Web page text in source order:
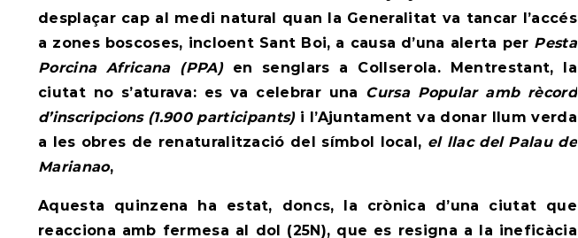
desplaçar cap al medi natural quan la Generalitat va tancar l’accés
a zones boscoses, incloent Sant Boi, a causa d’una alerta per Pesta
Porcina Africana (PPA) en senglars a Collserola. Mentrestant, la
ciutat no s’aturava: es va celebrar una Cursa Popular amb rècord
d’inscripcions (1.900 participants)i l’Ajuntament va donar llum verda
a les obres de renaturalització del símbol local, el llac del Palau de
Marianao,
Aquesta quinzena ha estat, doncs, la crònica d’una ciutat que
reacciona amb fermesa al dol (25N), que es resigna a la ineficàcia